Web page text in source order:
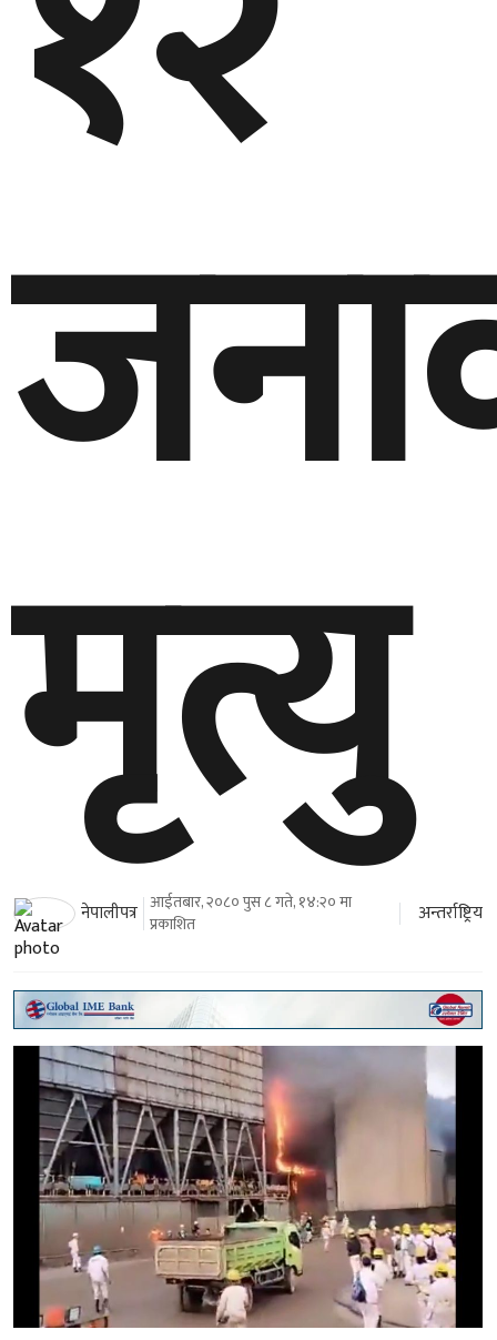
मृत्यु
नेपालीपत्र आईतबार, २०८० पुस ८ गते, १४:२० मा
प्रकाशित
अन्तर्राष्ट्रिय